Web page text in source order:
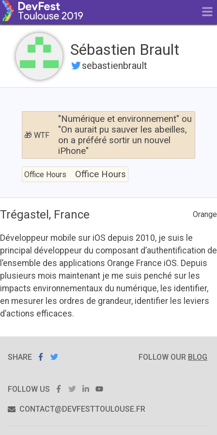
Sébastien Brault
sebastienbrault
environnement"
ou
sauver
les
on
préféré
un
nouvel
iPhone"
🎁 WTF
"Numérique et environnement" ou
"On aurait pu sauver les abeilles,
on a préféré sortir un nouvel
iPhone"
Hours
Office Hours Office Hours
Trégastel, France Orange
Développeur mobile sur iOS depuis 2010, je suis le
principal développeur du composant d’authentification de
l’ensemble des applications Orange France iOS. Depuis
plusieurs mois maintenant je me suis penché sur les
impacts environnementaux du numérique, les identifier,
en mesurer les ordres de grandeur, identifier les leviers
d’actions efficaces.
SHARE
SHARE ON
FACEBOOK
FOLLOW OUR BLOG
FOLLOW US FACEBOOK
TWITTERLINKEDIN
CONTACT@DEVFESTTOULOUSE.FR